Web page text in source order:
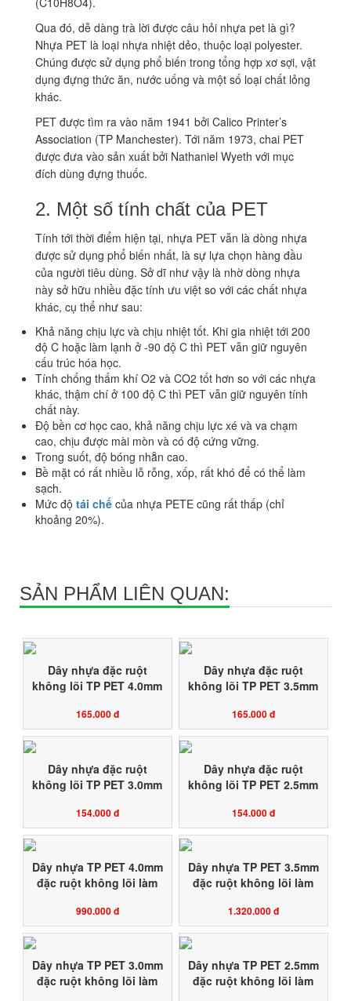
Qua đó, dễ dàng trà lời được câu hỏi nhựa pet là gì?
Nhựa PET là loại nhựa nhiệt dẻo, thuộc loại polyester.
Chúng được sử dụng phổ biến trong tổng hợp xơ sợi, vật
dụng đựng thức ăn, nước uống và một số loại chất lỏng
khác.
PET được tìm ra vào năm 1941 bởi Calico Printer’s
Association (TP Manchester). Tới năm 1973, chai PET
được đưa vào sản xuất bởi Nathaniel Wyeth với mục
đích dùng đựng thuốc.
2. Một số tính chất của PET
Tính tới thời điểm hiện tại, nhựa PET vẫn là dòng nhựa
được sử dụng phổ biến nhất, là sự lựa chọn hàng đầu
của người tiêu dùng. Sở dĩ như vậy là nhờ dòng nhựa
này sở hữu nhiều đặc tính ưu việt so với các chất nhựa
khác, cụ thể như sau:
Khả năng chịu lực và chịu nhiệt tốt. Khi gia nhiệt tới 200
độ C hoặc làm lạnh ở -90 độ C thì PET vẫn giữ nguyên
cấu trúc hóa học.
Tính chống thấm khí O2 và CO2 tốt hơn so với các nhựa
khác, thậm chí ở 100 độ C thì PET vẫn giữ nguyên tính
chất này.
Độ bền cơ học cao, khả năng chịu lực xé và va chạm
cao, chịu được mài mòn và có độ cứng vững.
Trong suốt, độ bóng nhẵn cao.
Bề mặt có rất nhiều lỗ rỗng, xốp, rất khó để có thể làm
sạch.
Mức độ tái chế của nhựa PETE cũng rất thấp (chỉ
khoảng 20%).
SẢN PHẨM LIÊN QUAN:
Dây nhựa đặc ruột
không lõi TP PET 4.0mm
neo cành cây ăn trái
chịu lực căng kéo cao
165.000 đ
Dây nhựa đặc ruột
không lõi TP PET 3.5mm
neo cành cây ăn trái
chịu lực căng kéo cao
165.000 đ
Dây nhựa đặc ruột
không lõi TP PET 3.0mm
neo cành cây ăn trái
chịu lực căng kéo cao
154.000 đ
Dây nhựa đặc ruột
không lõi TP PET 2.5mm
neo cành cây ăn trái
chịu lực căng kéo cao
154.000 đ
Dây nhựa TP PET 4.0mm
đặc ruột không lõi làm
cành cây ăn trái chịu lực
căng kéo cao CUỘN
990.000 đ
Dây nhựa TP PET 3.5mm
đặc ruột không lõi làm
cành cây ăn trái chịu lực
căng kéo cao CUỘN
1.320.000 đ
Dây nhựa TP PET 3.0mm
đặc ruột không lõi làm
Dây nhựa TP PET 2.5mm
đặc ruột không lõi làm